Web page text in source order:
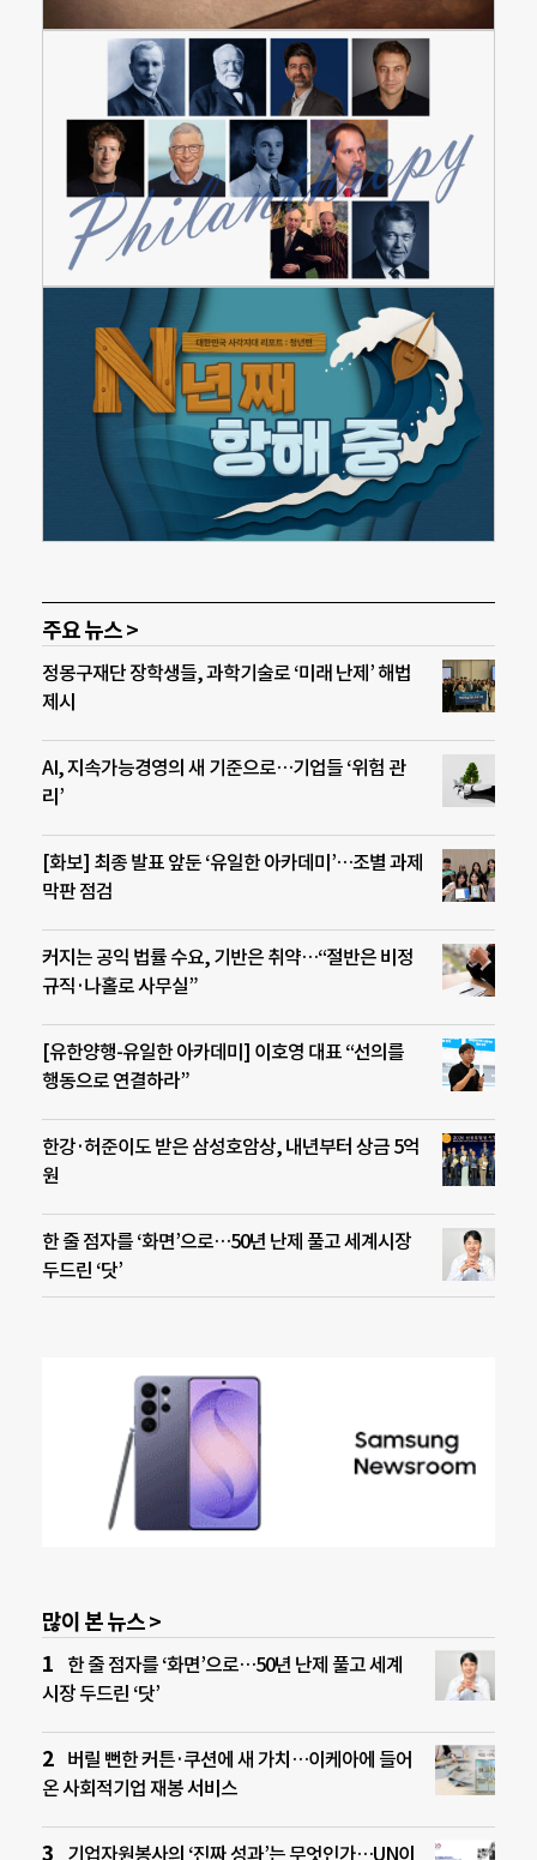
주요 뉴스 >
정몽구재단 장학생들, 과학기술로 ‘미래 난제’ 해법
제시
AI, 지속가능경영의 새 기준으로…기업들 ‘위험 관
리’
[화보] 최종 발표 앞둔 ‘유일한 아카데미’…조별 과제
막판 점검
커지는 공익 법률 수요, 기반은 취약…“절반은 비정
규직·나홀로 사무실”
[유한양행-유일한 아카데미] 이호영 대표 “선의를
행동으로 연결하라”
한강·허준이도 받은 삼성호암상, 내년부터 상금 5억
원
한 줄 점자를 ‘화면’으로…50년 난제 풀고 세계시장
두드린 ‘닷’
많이 본 뉴스 >
한 줄 점자를 ‘화면’으로…50년 난제 풀고 세계
시장 두드린 ‘닷’
버릴 뻔한 커튼·쿠션에 새 가치…이케아에 들어
온 사회적기업 재봉 서비스
기업자원봉사의 ‘진짜 성과’는 무엇인가…UN이